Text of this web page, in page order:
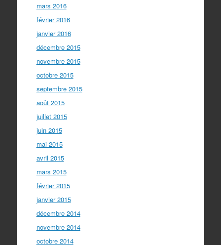
mars 2016
février 2016
janvier 2016
décembre 2015
novembre 2015
octobre 2015
septembre 2015
août 2015
juillet 2015
juin 2015
mai 2015
avril 2015
mars 2015
février 2015
janvier 2015
décembre 2014
novembre 2014
octobre 2014